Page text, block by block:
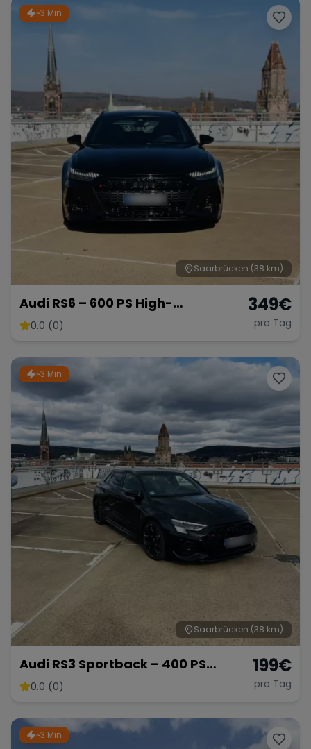
~3 Min
Saarbrücken (38 km)
Audi RS6 – 600 PS High-
Performance Kombi
0.0 (0)
349€
pro Tag
~3 Min
Saarbrücken (38 km)
Audi RS3 Sportback – 400 PS
Kompaktsportler
0.0 (0)
199€
pro Tag
~3 Min